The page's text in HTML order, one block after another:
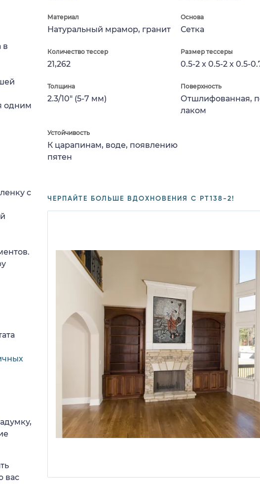
Материал
Натуральный мрамор, гранит
Основа
Сетка
Количество тессер
21,262
Размер тессеры
0.5-2 x 0.5-2 x 0.5-
Толщина
2.3/10" (5-7 мм)
Поверхность
Отшлифованная,
лаком
Устойчивость
К царапинам, воде, появлению
пятен
ЧЕРПАЙТЕ БОЛЬШЕ ВДОХНОВЕНИЯ С PT138-2!
в
одним
с
вас